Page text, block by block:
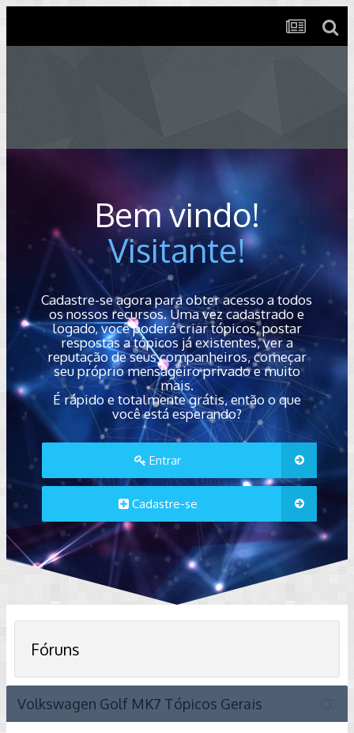
Bem vindo!
Visitante!
Cadastre-se agora para obter acesso a todos
os nossos recursos. Uma vez cadastrado e
logado, você poderá criar tópicos, postar
respostas a tópicos já existentes, ver a
reputação de seus companheiros, começar
seu próprio mensageiro privado e muito
mais.
É rápido e totalmente grátis, então o que
você está esperando?
Entrar
Cadastre-se
Fóruns
Volkswagen Golf MK7 Tópicos Gerais